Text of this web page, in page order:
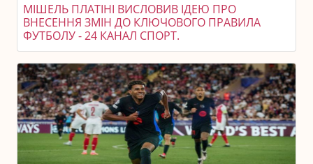
МІШЕЛЬ ПЛАТІНІ ВИСЛОВИВ ІДЕЮ ПРО
ВНЕСЕННЯ ЗМІН ДО КЛЮЧОВОГО ПРАВИЛА
ФУТБОЛУ - 24 КАНАЛ СПОРТ.